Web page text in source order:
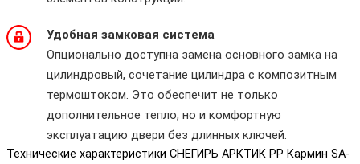
Удобная замковая система
Опционально доступна замена основного замка на
цилиндровый, сочетание цилиндра с композитным
термоштоком. Это обеспечит не только
дополнительное тепло, но и комфортную
эксплуатацию двери без длинных ключей.
Технические характеристики СНЕГИРЬ АРКТИК PP Кармин SA-